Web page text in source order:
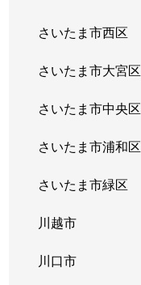
さいたま市西区
さいたま市大宮区
さいたま市中央区
さいたま市浦和区
さいたま市緑区
川越市
川口市